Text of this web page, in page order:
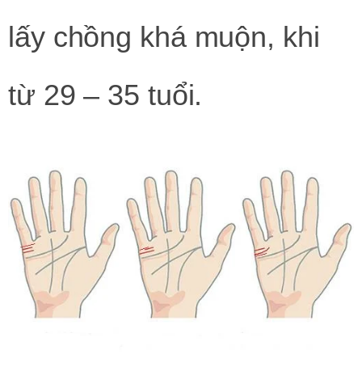
lấy chồng khá muộn, khi
từ 29 – 35 tuổi.